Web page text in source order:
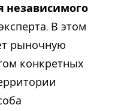
независимого
В этом
рыночную
конкретных